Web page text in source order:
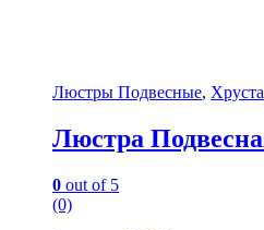
Люстры Подвесные,
Люстра
0 out of 5
(0)